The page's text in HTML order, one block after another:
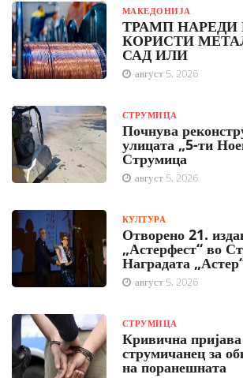
МАКЕДОНИЈА
ТРАМП НАРЕДИ
КОРИСТИ
САД ИЛИ
август 5, 2026
СТРУМИЦА
Почнува
улицата „5-ти
Струмица
август 5, 2026
КУЛТУРА
Отворено 21.
„Астерфест“ во
Наградата
август 5, 2026
СТРУМИЦА
Кривична пријава
струмичанец за
на поранешната